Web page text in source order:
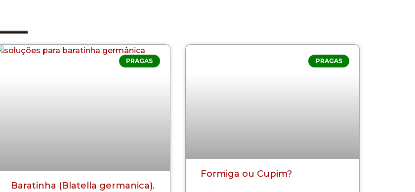
PRAGAS
Baratinha (Blatella germanica).
PRAGAS
Formiga ou Cupim?